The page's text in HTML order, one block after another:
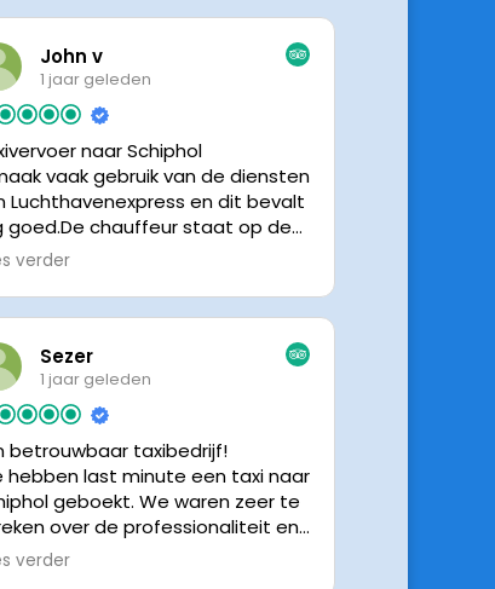
John v
1 jaar geleden
naar Schiphol
vaak gebruik van de diensten
Luchthavenexpress en dit bevalt
goed.De chauffeur staat op de
tijd klaar om je op te
de chauffeur direct contact
nette chauffeurs, en in
geval is het voordeliger dan
op P3 bij 9 dagen parkeren.
dan hopen dat je auto geen
heeft ivm de krappe
Ik beveel
dan ook zeker
verder
Sezer
1 jaar geleden
betrouwbaar taxibedrijf!
hebben last minute een taxi naar
geboekt. We waren zeer te
over de professionaliteit en
van luchthavenexpres!
verder